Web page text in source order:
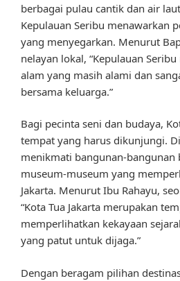
berbagai pulau cantik dan air
Kepulauan Seribu menawarkan
yang menyegarkan. Menurut
nelayan lokal, “Kepulauan
alam yang masih alami dan
bersama keluarga.”
Bagi pecinta seni dan budaya,
tempat yang harus dikunjungi.
menikmati bangunan-bangunan
museum-museum yang
Jakarta. Menurut Ibu Rahayu,
“Kota Tua Jakarta merupakan
memperlihatkan kekayaan
yang patut untuk dijaga.”
Dengan beragam pilihan